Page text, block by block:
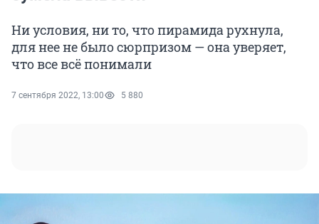
Ни условия, ни то, что пирамида рухнула,
для нее не было сюрпризом — она уверяет,
что все всё понимали
7 сентября 2022, 13:00 5 880